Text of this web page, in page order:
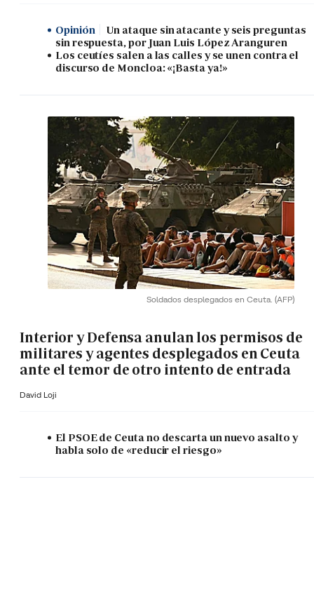
Opinión
Un ataque sin atacante y seis preguntas
sin respuesta, por Juan Luis López Aranguren
Los ceutíes salen a las calles y se unen contra el
discurso de Moncloa: «¡Basta ya!»
Soldados desplegados en Ceuta. (AFP)
Interior y Defensa anulan los permisos de
militares y agentes desplegados en Ceuta
ante el temor de otro intento de entrada
David Loji
El PSOE de Ceuta no descarta un nuevo asalto y
habla solo de «reducir el riesgo»